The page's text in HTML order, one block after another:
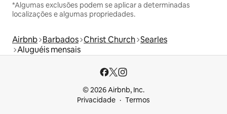
*Algumas exclusões podem se aplicar a determinadas
localizações e algumas propriedades.
Airbnb Barbados Christ Church Searles
Aluguéis mensais
© 2026 Airbnb, Inc.
Privacidade
Termos